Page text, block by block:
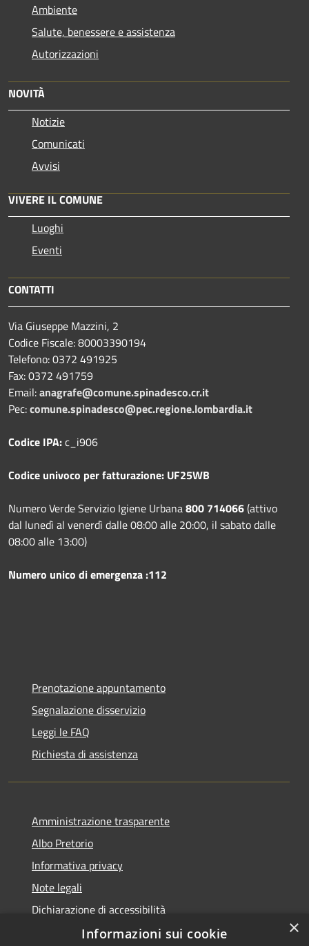
Ambiente
Salute, benessere e assistenza
Autorizzazioni
NOVITÀ
Notizie
Comunicati
Avvisi
VIVERE IL COMUNE
Luoghi
Eventi
CONTATTI
Via Giuseppe Mazzini, 2
Codice Fiscale: 80003390194
Telefono:0372 491925
Fax:0372 491759
Email:anagrafe@comune.spinadesco.cr.it
Pec:comune.spinadesco@pec.regione.lombardia.it
Codice IPA:c_i906
Codice univoco per fatturazione: UF25WB
Numero Verde Servizio Igiene Urbana800 714066(attivo
dal lunedì al venerdì dalle 08:00 alle 20:00, il sabato dalle
08:00 alle 13:00)
Numero unico di emergenza :112
Prenotazione appuntamento
Segnalazione disservizio
Leggi le FAQ
Richiesta di assistenza
Amministrazione trasparente
Albo Pretorio
Informativa privacy
Note legali
Dichiarazione di accessibilità
×
Informazioni sui cookie